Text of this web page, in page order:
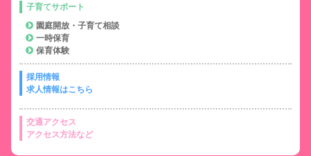
子育てサポート
園庭開放・子育て相談
一時保育
保育体験
採用情報
求人情報はこちら
交通アクセス
アクセス方法など